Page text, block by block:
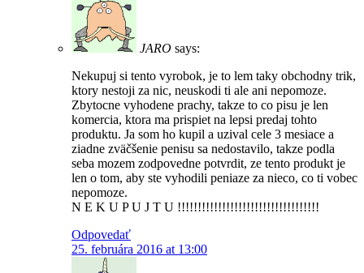
JARO says:
Nekupuj si tento vyrobok, je to lem taky obchodny trik,
ktory nestoji za nic, neuskodi ti ale ani nepomoze.
Zbytocne vyhodene prachy, takze to co pisu je len
komercia, ktora ma prispiet na lepsi predaj tohto
produktu. Ja som ho kupil a uzival cele 3 mesiace a
ziadne zväčšenie penisu sa nedostavilo, takze podla
seba mozem zodpovedne potvrdit, ze tento produkt je
len o tom, aby ste vyhodili peniaze za nieco, co ti vobec
nepomoze.
N E K U P U J T U !!!!!!!!!!!!!!!!!!!!!!!!!!!!!!!!!!!
Odpovedať
25. februára 2016 at 13:00